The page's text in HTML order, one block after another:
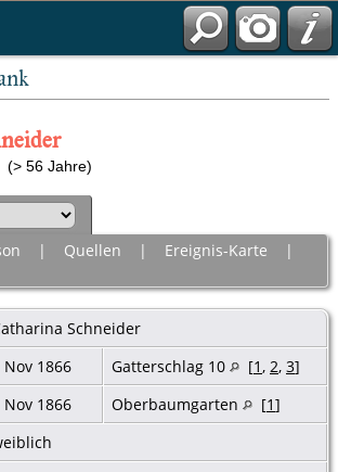
(> 56 Jahre)
| Quellen | Ereignis-Karte |
Schneider
Nov 1866 Gatterschlag 10 [1, 2, 3]
Nov 1866 Oberbaumgarten [1]